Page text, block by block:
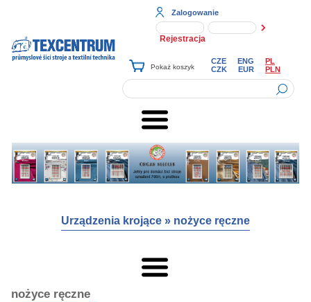
Zalogowanie
Rejestracja
CZE ENG
PL
CZK
EUR PLN
Urządzenia krojące » nożyce ręczne
nożyce ręczne